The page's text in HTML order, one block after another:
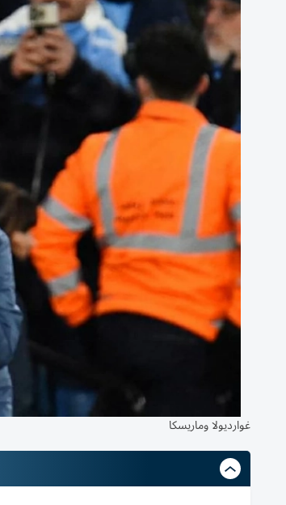
غوارديولا وماريسكا